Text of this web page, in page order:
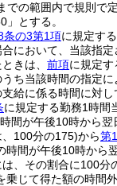
での範囲内で規則で
とする。
条の3第1項に規定す
において、当該指定
きは、 前項に規定
ち当該時間の指定
給に係る時間に対
に規定する勤務1時間
間が午後10時から
100分の175)から第
時間が午後10時から
、その割合に100分
乗じて得た額の時間